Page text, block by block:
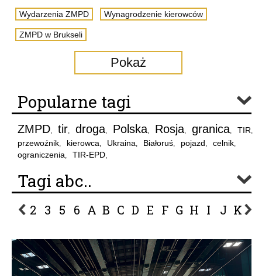
Wydarzenia ZMPD Wynagrodzenie kierowców
ZMPD w Brukseli
Pokaż
Popularne tagi
ZMPD, tir, droga, Polska, Rosja, granica, TIR,
przewoźnik, kierowca, Ukraina, Białoruś, pojazd, celnik,
ograniczenia, TIR-EPD,
Tagi abc..
2 3 5 6 A B C D E F G H I J K L